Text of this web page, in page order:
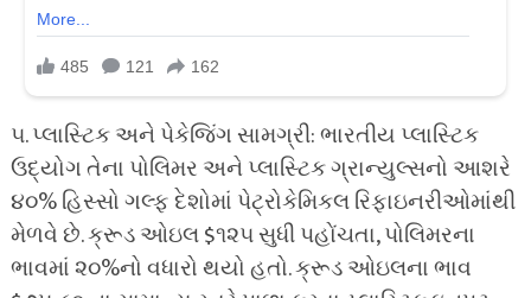
૫. પ્લાસ્ટિક અને પેકેજિંગ સામગ્રી: ભારતીય પ્લાસ્ટિક
ઉદ્યોગ તેના પોલિમર અને પ્લાસ્ટિક ગ્રાન્યુલ્સનો આશરે
૪૦% હિસ્સો ગલ્ફ દેશોમાં પેટ્રોકેમિકલ રિફાઇનરીઓમાંથી
મેળવે છે. ક્રૂડ ઓઇલ $૧૨૫ સુધી પહોંચતા, પોલિમરના
ભાવમાં ૨૦%નો વધારો થયો હતો. ક્રૂડ ઓઇલના ભાવ